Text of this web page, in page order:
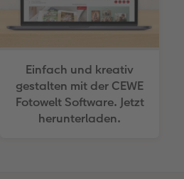
Einfach und kreativ
gestalten mit der CEWE
Fotowelt Software. Jetzt
herunterladen.